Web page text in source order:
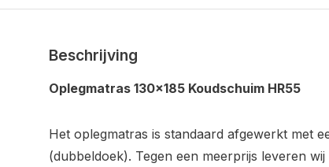
Beschrijving
Oplegmatras 130x185 Koudschuim HR55
Het oplegmatras is standaard afgewerkt met
(dubbeldoek). Tegen een meerprijs leveren